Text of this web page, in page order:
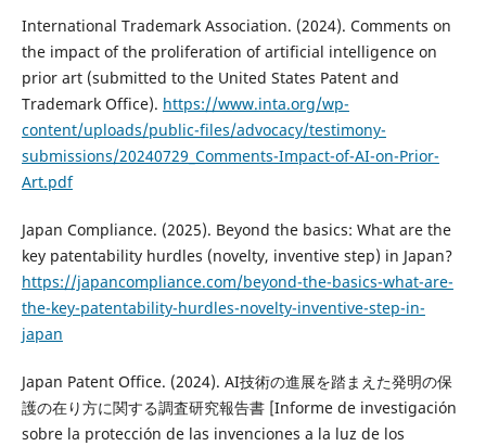
International Trademark Association. (2024). Comments on
the impact of the proliferation of artificial intelligence on
prior art (submitted to the United States Patent and
Trademark Office). https://www.inta.org/wp-
content/uploads/public-files/advocacy/testimony-
submissions/20240729_Comments-Impact-of-AI-on-Prior-
Art.pdf
Japan Compliance. (2025). Beyond the basics: What are the
key patentability hurdles (novelty, inventive step) in Japan?
https://japancompliance.com/beyond-the-basics-what-are-
the-key-patentability-hurdles-novelty-inventive-step-in-
japan
Japan Patent Office. (2024). AI技術の進展を踏まえた発明の保
護の在り方に関する調査研究報告書 [Informe de investigación
sobre la protección de las invenciones a la luz de los